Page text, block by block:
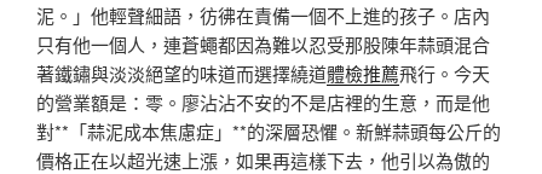
泥。」他輕聲細語，彷彿在責備一個不上進的孩子。店內
只有他一個人，連蒼蠅都因為難以忍受那股陳年蒜頭混合
著鐵鏽與淡淡絕望的味道而選擇繞道體檢推薦飛行。今天
的營業額是：零。廖沾沾不安的不是店裡的生意，而是他
對**「蒜泥成本焦慮症」**的深層恐懼。新鮮蒜頭每公斤的
價格正在以超光速上漲，如果再這樣下去，他引以為傲的